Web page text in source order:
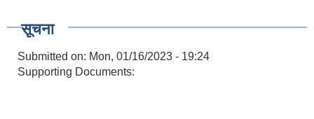
सूचना
Submitted on: Mon, 01/16/2023 - 19:24
Supporting Documents: